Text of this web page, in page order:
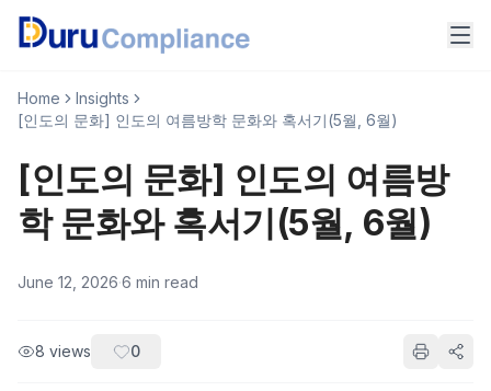
Home
Insights
[인도의 문화] 인도의 여름방학 문화와 혹서기(5월, 6월)
[인도의 문화] 인도의 여름방
학 문화와 혹서기(5월, 6월)
June 12, 2026·6 min read
8 views 0